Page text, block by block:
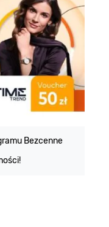
Bezcenne